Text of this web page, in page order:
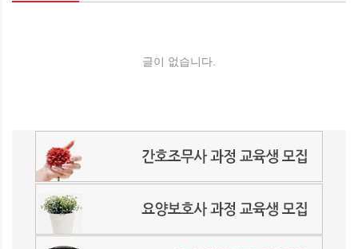
글이 없습니다.